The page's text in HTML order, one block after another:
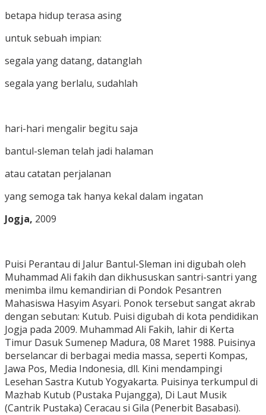
betapa hidup terasa asing
untuk sebuah impian:
segala yang datang, datanglah
segala yang berlalu, sudahlah
hari-hari mengalir begitu saja
bantul-sleman telah jadi halaman
atau catatan perjalanan
yang semoga tak hanya kekal dalam ingatan
Jogja, 2009
Puisi Perantau di Jalur Bantul-Sleman ini digubah oleh
Muhammad Ali fakih dan dikhususkan santri-santri yang
menimba ilmu kemandirian di Pondok Pesantren
Mahasiswa Hasyim Asyari. Ponok tersebut sangat akrab
dengan sebutan: Kutub. Puisi digubah di kota pendidikan
Jogja pada 2009. Muhammad Ali Fakih, lahir di Kerta
Timur Dasuk Sumenep Madura, 08 Maret 1988. Puisinya
berselancar di berbagai media massa, seperti Kompas,
Jawa Pos, Media Indonesia, dll. Kini mendampingi
Lesehan Sastra Kutub Yogyakarta. Puisinya terkumpul di
Mazhab Kutub (Pustaka Pujangga), Di Laut Musik
(Cantrik Pustaka) Ceracau si Gila (Penerbit Basabasi).